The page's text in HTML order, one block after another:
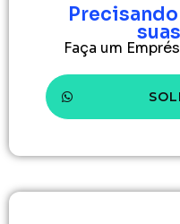
Faça um